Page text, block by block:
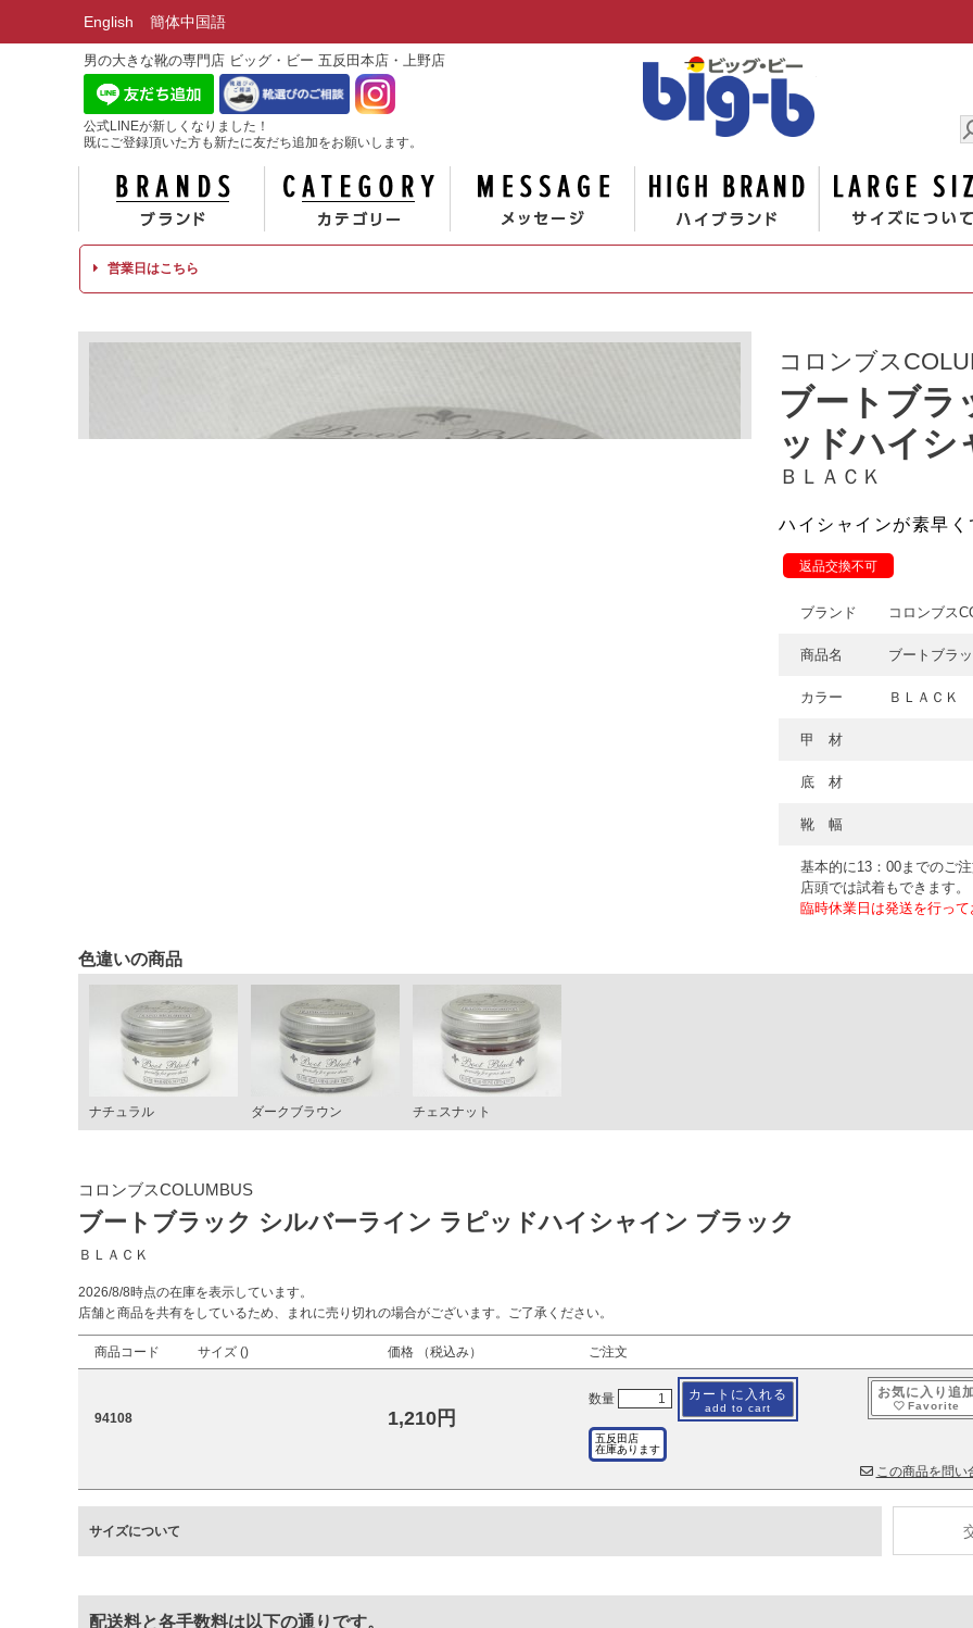
English 簡体中国語
男の大きな靴の専門店 ビッグ・ビー 五反田本店・上野店
公式LINEが新しくなりました！
既にご登録頂いた方も新たに友だち追加をお願いします。
ブランド カテゴリー メッセージ ハイブランド
営業日はこちら
コロンブス
ブートブラ
ッドハイシ
ＢＬＡＣＫ
ハイシャインが素早
返品交換不可
ブランド コロンブス
商品名 ブートブラ
カラー ＢＬＡＣＫ
甲 材
底 材
靴 幅
基本的に13：00までのご
店頭では試着もできます。
臨時休業日は発送を行っ
色違いの商品
ナチュラル ダークブラウン チェスナット
コロンブスCOLUMBUS
ブートブラック シルバーライン ラピッドハイシャイン ブラック
ＢＬＡＣＫ
2026/8/8時点の在庫を表示しています。
店舗と商品を共有をしているため、まれに売り切れの場合がございます。ご了承ください。
商品コード サイズ () 価格 （税込み） ご注文
94108 1,210円
数量 カートに入れる
add to cart
五反田店
在庫あります
お気に入り追
Favorite
この商品を問い
サイズについて
配送料と各手数料は以下の通りです。